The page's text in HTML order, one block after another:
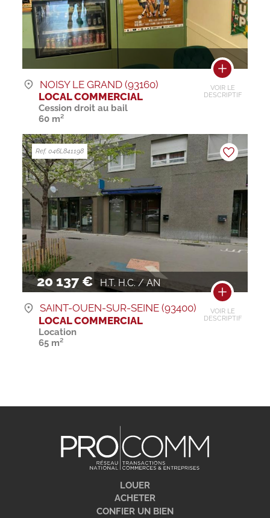
VOIR LE
DESCRIPTIF
NOISY LE GRAND (93160)
LOCAL COMMERCIAL
Cession droit au bail
60 m²
20 137 € H.T. H.C. / AN
VOIR LE
DESCRIPTIF
Ref. 046L841198
SAINT-OUEN-SUR-SEINE (93400)
LOCAL COMMERCIAL
Location
65 m²
LOUER
ACHETER
CONFIER UN BIEN